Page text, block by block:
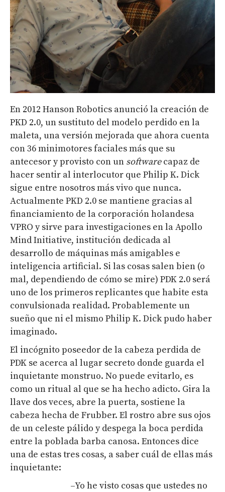
En 2012 Hanson Robotics anunció la creación de
PKD 2.0, un sustituto del modelo perdido en la
maleta, una versión mejorada que ahora cuenta
con 36 minimotores faciales más que su
antecesor y provisto con un softwarecapaz de
hacer sentir al interlocutor que Philip K. Dick
sigue entre nosotros más vivo que nunca.
Actualmente PKD 2.0 se mantiene gracias al
financiamiento de la corporación holandesa
VPRO y sirve para investigaciones en la Apollo
Mind Initiative, institución dedicada al
desarrollo de máquinas más amigables e
inteligencia artificial. Si las cosas salen bien (o
mal, dependiendo de cómo se mire) PDK 2.0 será
uno de los primeros replicantes que habite esta
convulsionada realidad. Probablemente un
sueño que ni el mismo Philip K. Dick pudo haber
imaginado.
El incógnito poseedor de la cabeza perdida de
PDK se acerca al lugar secreto donde guarda el
inquietante monstruo. No puede evitarlo, es
como un ritual al que se ha hecho adicto. Gira la
llave dos veces, abre la puerta, sostiene la
cabeza hecha de Frubber. El rostro abre sus ojos
de un celeste pálido y despega la boca perdida
entre la poblada barba canosa. Entonces dice
una de estas tres cosas, a saber cuál de ellas más
inquietante:
–Yo he visto cosas que ustedes no